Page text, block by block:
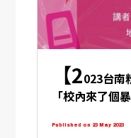
【2023台南
「校內來了個
Published on 23 May 2023